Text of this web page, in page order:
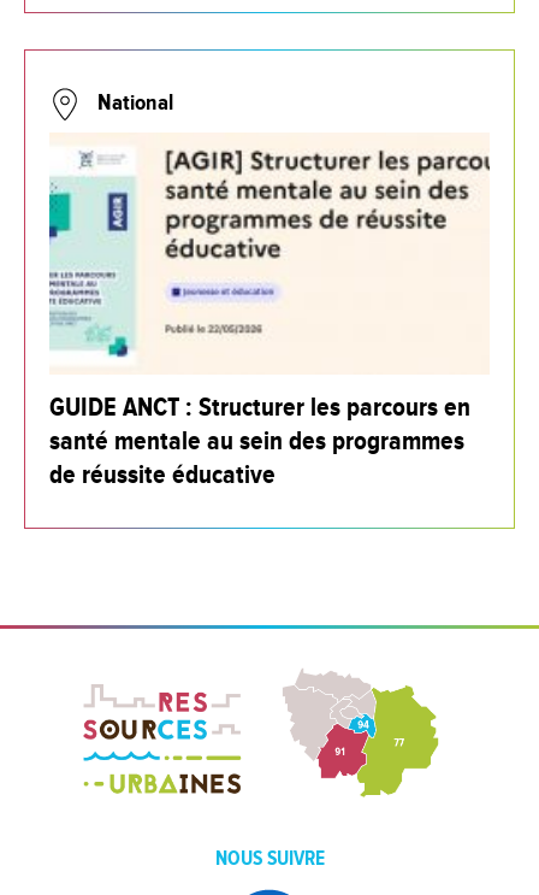
National
GUIDE ANCT : Structurer les parcours en
santé mentale au sein des programmes
de réussite éducative
NOUS SUIVRE